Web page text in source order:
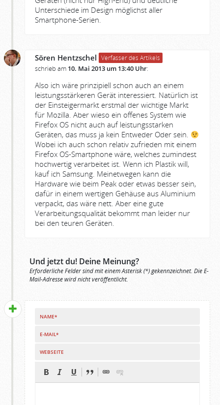
Unterschiede im Design möglichst aller
Smartphone-Serien.
Sören Hentzschel Verfasser des Artikels
schrieb am 10. Mai 2013 um 13:40 Uhr:
Also ich wäre prinzipiell schon auch an einem
leistungsstärkeren Gerät interessiert. Natürlich ist
der Einsteigermarkt erstmal der wichtige Markt
für Mozilla. Aber wieso ein offenes System wie
Firefox OS nicht auch auf leistungsstarken
Geräten, das muss ja kein Entweder Oder sein.
Wobei ich auch schon relativ zufrieden mit einem
Firefox OS-Smartphone wäre, welches zumindest
hochwertig verarbeitet ist. Wenn ich Plastik will,
kauf ich Samsung. Meinetwegen kann die
Hardware wie beim Peak oder etwas besser sein,
dafür in einem wertigen Gehäuse aus Aluminium
verpackt, das wäre nett. Aber eine gute
Verarbeitungsqualität bekommt man leider nur
bei den teuren Geräten.
Und jetzt du! Deine Meinung?
Erforderliche Felder sind mit einem Asterisk (*) gekennzeichnet. Die E-
Mail-Adresse wird nicht veröffentlicht.
NAME*
E-MAIL*
WEBSEITE